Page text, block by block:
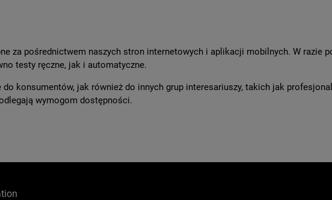
za pośrednictwem naszych stron internetowych i aplikacji mobilnych. W razie
testy ręczne, jak i automatyczne.
konsumentów, jak również do innych grup interesariuszy, takich jak
wymogom dostępności.